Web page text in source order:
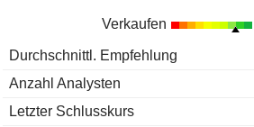
Verkaufen
Durchschnittl. Empfehlung
Anzahl Analysten
Letzter Schlusskurs